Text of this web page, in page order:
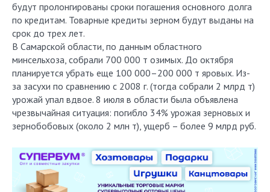
будут пролонгированы сроки погашения основного долга
по кредитам. Товарные кредиты зерном будут выданы на
срок до трех лет.
В Самарской области, по данным областного
минсельхоза, собрали 700 000 т озимых. До октября
планируется убрать еще 100 000–200 000 т яровых. Из-
за засухи по сравнению с 2008 г. (тогда собрали 2 млрд т)
урожай упал вдвое. 8 июля в области была объявлена
чрезвычайная ситуация: погибло 34% урожая зерновых и
зернобобовых (около 2 млн т), ущерб – более 9 млрд руб.